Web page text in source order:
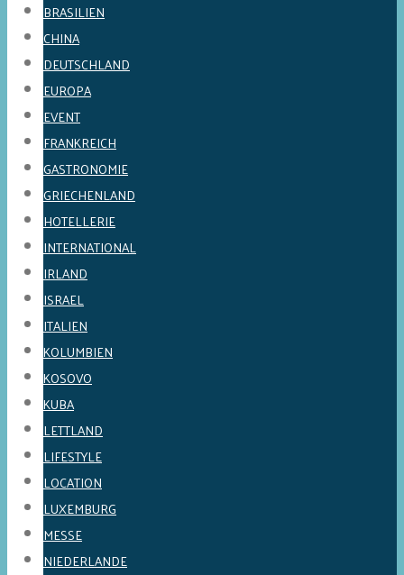
BRASILIEN
CHINA
DEUTSCHLAND
EUROPA
EVENT
FRANKREICH
GASTRONOMIE
GRIECHENLAND
HOTELLERIE
INTERNATIONAL
IRLAND
ISRAEL
ITALIEN
KOLUMBIEN
KOSOVO
KUBA
LETTLAND
LIFESTYLE
LOCATION
LUXEMBURG
MESSE
NIEDERLANDE